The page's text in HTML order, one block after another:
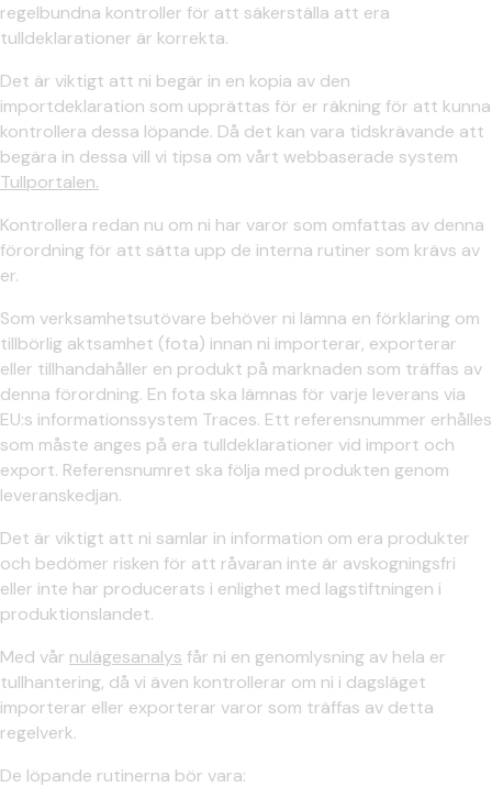
regelbundna kontroller för att säkerställa att era
tulldeklarationer är korrekta.
Det är viktigt att ni begär in en kopia av den
importdeklaration som upprättas för er räkning för att kunna
kontrollera dessa löpande. Då det kan vara tidskrävande att
begära in dessa vill vi tipsa om vårt webbaserade system
Tullportalen.
Kontrollera redan nu om ni har varor som omfattas av denna
förordning för att sätta upp de interna rutiner som krävs av
er.
Som verksamhetsutövare behöver ni lämna en förklaring om
tillbörlig aktsamhet (fota) innan ni importerar, exporterar
eller tillhandahåller en produkt på marknaden som träffas av
denna förordning. En fota ska lämnas för varje leverans via
EU:s informationssystem Traces. Ett referensnummer erhålles
som måste anges på era tulldeklarationer vid import och
export. Referensnumret ska följa med produkten genom
leveranskedjan.
Det är viktigt att ni samlar in information om era produkter
och bedömer risken för att råvaran inte är avskogningsfri
eller inte har producerats i enlighet med lagstiftningen i
produktionslandet.
Med vår nulägesanalys får ni en genomlysning av hela er
tullhantering, då vi även kontrollerar om ni i dagsläget
importerar eller exporterar varor som träffas av detta
regelverk.
De löpande rutinerna bör vara: